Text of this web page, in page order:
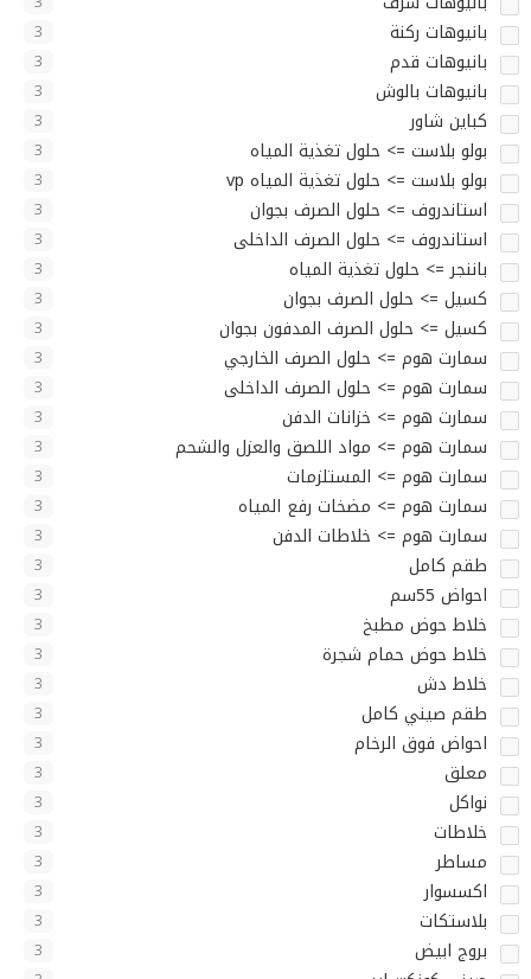
بانيوهات ركنة 3
بانيوهات قدم 3
بانيوهات بالوش 3
كباين شاور 3
بولو بلاست => حلول تغذية المياه 3
بولو بلاست => حلول تغذية المياه vp 3
استاندروف => حلول الصرف بجوان 3
استاندروف => حلول الصرف الداخلى 3
باننجر => حلول تغذية المياه 3
كسيل => حلول الصرف بجوان 3
كسيل => حلول الصرف المدفون بجوان 3
سمارت هوم => حلول الصرف الخارجي 3
سمارت هوم => حلول الصرف الداخلى 3
سمارت هوم => خزانات الدفن 3
سمارت هوم => مواد اللصق والعزل والشحم 3
سمارت هوم => المستلزمات 3
سمارت هوم => مضخات رفع المياه 3
سمارت هوم => خلاطات الدفن 3
طقم كامل 3
احواض 55سم 3
خلاط حوض مطبخ 3
خلاط حوض حمام شجرة 3
خلاط دش 3
طقم صيني كامل 3
احواض فوق الرخام 3
معلق 3
نواكل 3
خلاطات 3
مساطر 3
اكسسوار 3
بلاستكات 3
بروج ابيض 3